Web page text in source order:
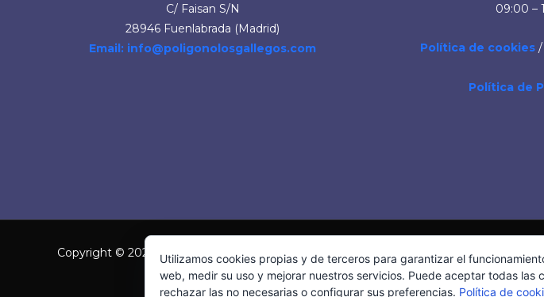
C/ Faisan S/N
28946 Fuenlabrada (Madrid)
Email: info@poligonolosgallegos.com
09:00 –
Política de cookies /
Política de
Copyright © 2026 [Meinfo, S.L.]Utilizamos cookies propias y de terceros para garantizar el
web, medir su uso y mejorar nuestros servicios. Puede aceptar todas las
rechazar las no necesarias o configurar sus preferencias. Política de